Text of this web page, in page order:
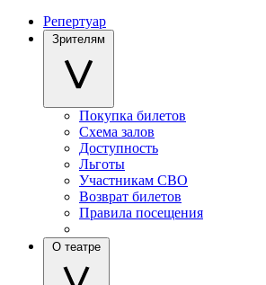
Репертуар
Зрителям
Покупка билетов
Схема залов
Доступность
Льготы
Участникам СВО
Возврат билетов
Правила посещения
О театре